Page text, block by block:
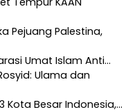
Pejuang Palestina,
Umat Islam Anti…
Ulama dan
Kota Besar Indonesia,…